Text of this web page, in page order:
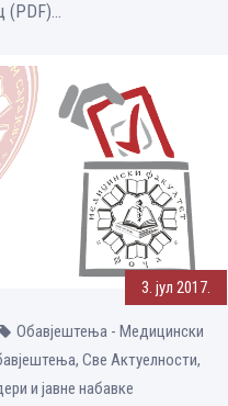
(PDF)...
3. јул 2017.
Обавјештења - Медицински
Све Aктуелности,
и јавне набавке